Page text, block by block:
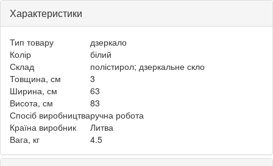
Характеристики
Тип товару
дзеркало
Колір
білий
Склад
полістирол; дзеркальне скло
Товщина, см
3
Ширина, см
63
Висота, см
83
Спосіб виробництваручна робота
Країна виробник
Литва
Вага, кг
4.5